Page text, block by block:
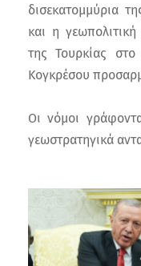
δισεκατομμύρια
και η
της Τουρκίας
Κογκρέσου
Οι νόμοι
γεωστρατηγικά